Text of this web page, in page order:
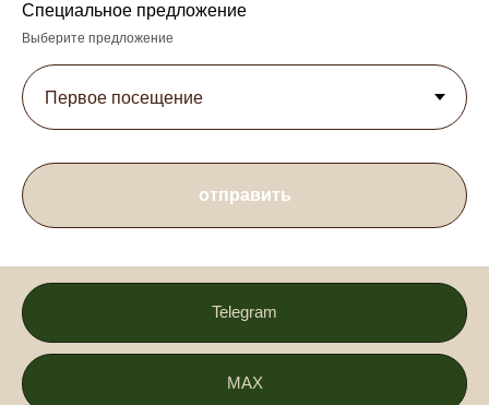
Специальное предложение
Выберите предложение
отправить
Telegram
MAX